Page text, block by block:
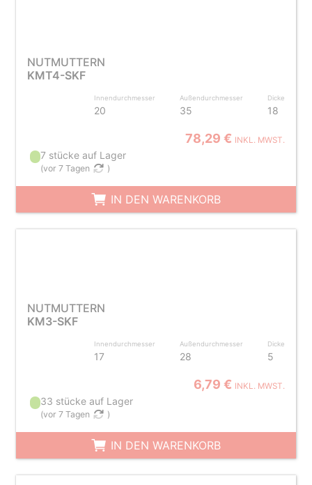
NUTMUTTERN
KMT4-SKF
Innendurchmesser
20
Außendurchmesser
35
Dicke
18
78,29 € INKL. MWST.
7 stücke auf Lager
(vor 7 Tagen )
IN DEN WARENKORB
NUTMUTTERN
KM3-SKF
Innendurchmesser
17
Außendurchmesser
28
Dicke
5
6,79 € INKL. MWST.
33 stücke auf Lager
(vor 7 Tagen )
IN DEN WARENKORB